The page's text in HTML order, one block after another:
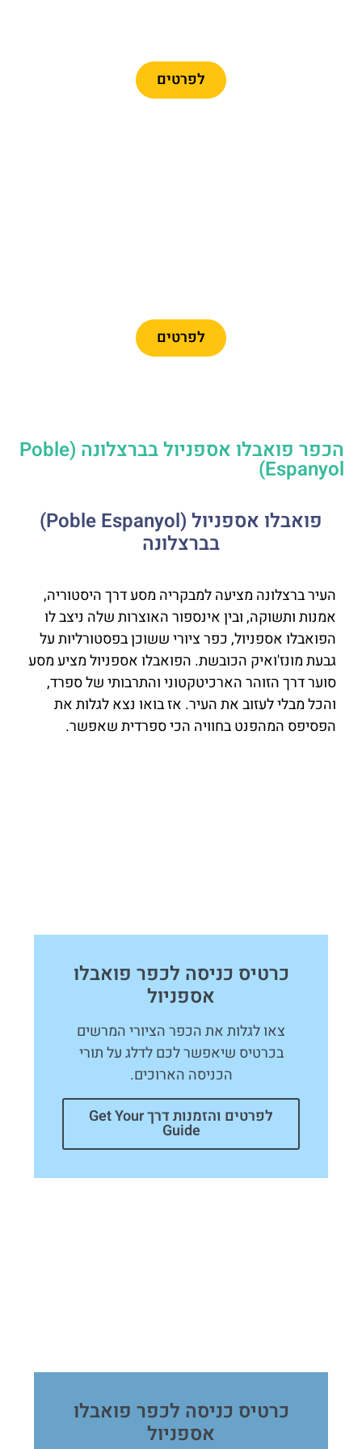
לפרטים
לפרטים
הכפר פואבלו אספניול בברצלונה (Poble
Espanyol)
פואבלו אספניול (Poble Espanyol)
בברצלונה
העיר ברצלונה מציעה למבקריה מסע דרך היסטוריה,
אמנות ותשוקה, ובין אינספור האוצרות שלה ניצב לו
הפואבלו אספניול, כפר ציורי ששוכן בפסטורליות על
גבעת מונז'ואיק הכובשת. הפואבלו אספניול מציע מסע
סוער דרך הזוהר הארכיטקטוני והתרבותי של ספרד,
והכל מבלי לעזוב את העיר. אז בואו נצא לגלות את
הפסיפס המהפנט בחוויה הכי ספרדית שאפשר.
כרטיס כניסה לכפר פואבלו
אספניול
צאו לגלות את הכפר הציורי המרשים
בכרטיס שיאפשר לכם לדלג על תורי
הכניסה הארוכים.
לפרטים והזמנות דרך Get Your
Guide
כרטיס כניסה לכפר פואבלו
אספניול